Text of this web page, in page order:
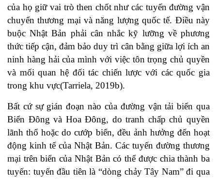
của họ giữ vai trò then chốt như các tuyến đường vận
chuyển thương mại và năng lượng quốc tế. Điều này
buộc Nhật Bản phải cân nhắc kỹ lưỡng về phương
thức tiếp cận, đảm bảo duy trì cân bằng giữa lợi ích an
ninh hàng hải của mình với việc tôn trọng chủ quyền
và mối quan hệ đối tác chiến lược với các quốc gia
trong khu vực(Tarriela, 2019b).
Bất cứ sự gián đoạn nào của đường vận tải biển qua
Biển Đông và Hoa Đông, do tranh chấp chủ quyền
lãnh thổ hoặc do cướp biển, đều ảnh hưởng đến hoạt
động kinh tế của Nhật Bản. Các tuyến đường thương
mại trên biển của Nhật Bản có thể được chia thành ba
tuyến: tuyến đầu tiên là “dòng chảy Tây Nam” đi qua